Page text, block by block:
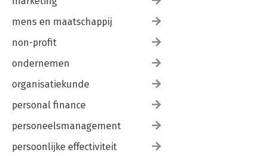
mens en maatschappij
non-profit
ondernemen
organisatiekunde
personal finance
personeelsmanagement
persoonlijke effectiviteit